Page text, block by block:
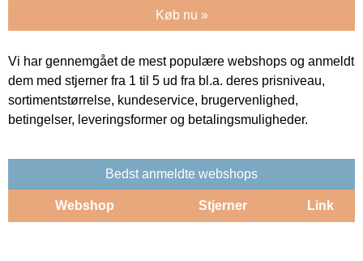
Køb nu »
Vi har gennemgået de mest populære webshops og anmeldt
dem med stjerner fra 1 til 5 ud fra bl.a. deres prisniveau,
sortimentstørrelse, kundeservice, brugervenlighed,
betingelser, leveringsformer og betalingsmuligheder.
Bedst anmeldte webshops
Webshop Stjerner Link